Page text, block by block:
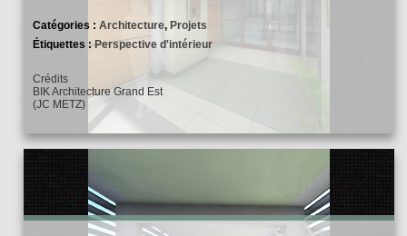
Catégories : Architecture, Projets
Étiquettes :Perspective d'intérieur
Crédits
BIK Architecture Grand Est
(JC METZ)